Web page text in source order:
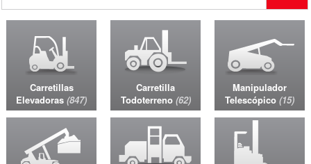
Carretillas
Elevadoras 847
Carretilla
Todoterreno 62
Manipulador
Telescópico 15